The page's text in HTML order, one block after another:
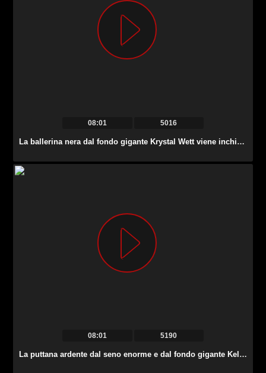
08:01 5016
La ballerina nera dal fondo gigante Krystal Wett viene inchiodata alla pecorina.
08:01 5190
La puttana ardente dal seno enorme e dal fondo gigante Kelly Divine ama lavorare alla BBC.